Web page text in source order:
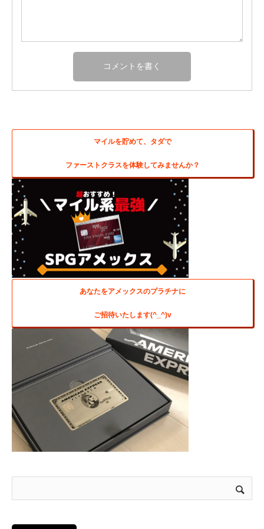
マイルを貯めて、タダで
ファーストクラスを体験してみませんか？
あなたをアメックスのプラチナに
ご招待いたします(^_^)v